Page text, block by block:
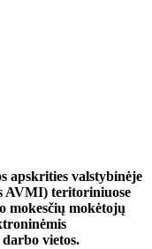
apskrities valstybinėje
AVMI) teritoriniuose
mokesčių mokėtojų
vietos.